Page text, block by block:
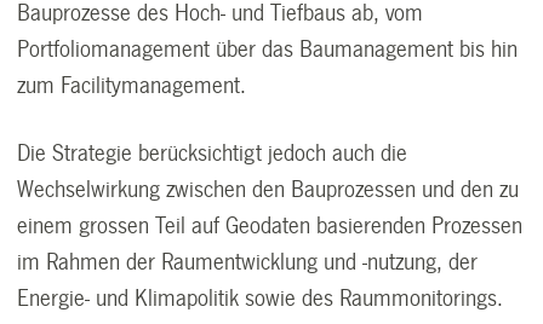
Bauprozesse des Hoch- und Tiefbaus ab, vom
Portfoliomanagement über das Baumanagement bis hin
zum Facilitymanagement.
Die Strategie berücksichtigt jedoch auch die
Wechselwirkung zwischen den Bauprozessen und den zu
einem grossen Teil auf Geodaten basierenden Prozessen
im Rahmen der Raumentwicklung und -nutzung, der
Energie- und Klimapolitik sowie des Raummonitorings.